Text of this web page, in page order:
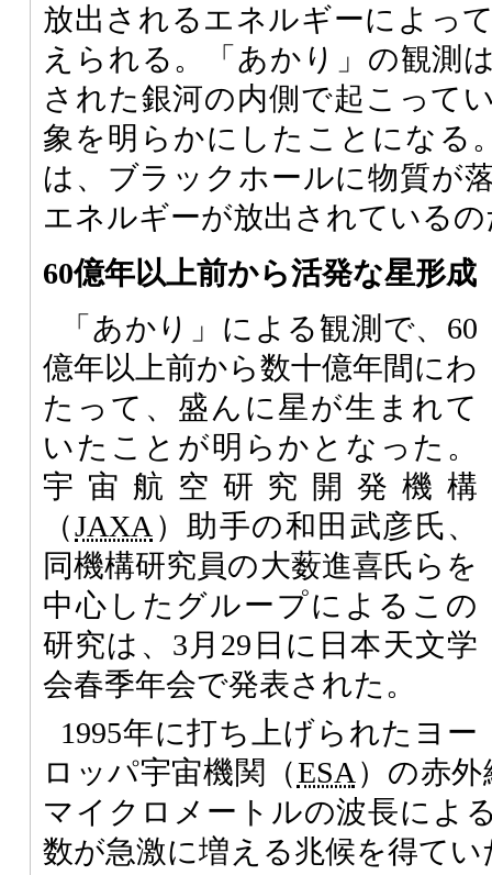
放出されるエネルギーによっ
えられる。「あかり」の観測
された銀河の内側で起こって
象を明らかにしたことになる
は、ブラックホールに物質が
エネルギーが放出されている
60億年以上前から活発な星形成
「あかり」による観測で、60
億年以上前から数十億年間にわ
たって、盛んに星が生まれて
いたことが明らかとなった。
宇宙航空研究開発機構
（JAXA ）助手の和田武彦氏、
同機構研究員の大薮進喜氏らを
中心したグループによるこの
研究は、3月29日に日本天文学
会春季年会で発表された。
1995年に打ち上げられたヨー
ロッパ宇宙機関（ESA ）の赤
マイクロメートルの波長によ
数が急激に増える兆候を得てい